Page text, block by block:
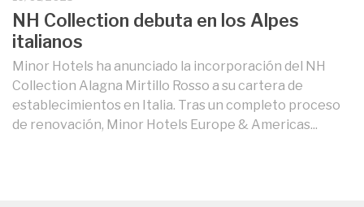
NH Collection debuta en los Alpes
italianos
Minor Hotels ha anunciado la incorporación del NH
Collection Alagna Mirtillo Rosso a su cartera de
establecimientos en Italia. Tras un completo proceso
de renovación, Minor Hotels Europe & Americas...